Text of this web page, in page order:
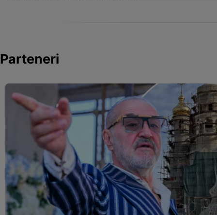
Parteneri